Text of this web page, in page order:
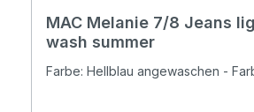
MAC Melanie 7/8 Jeans
wash summer
Farbe: Hellblau angewaschen -